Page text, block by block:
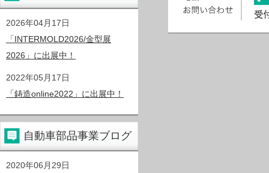
2026年04月17日
「INTERMOLD2026/金型展
2026」に出展中！
2022年05月17日
「鋳造online2022」に出展中！
自動車部品事業ブログ
2020年06月29日